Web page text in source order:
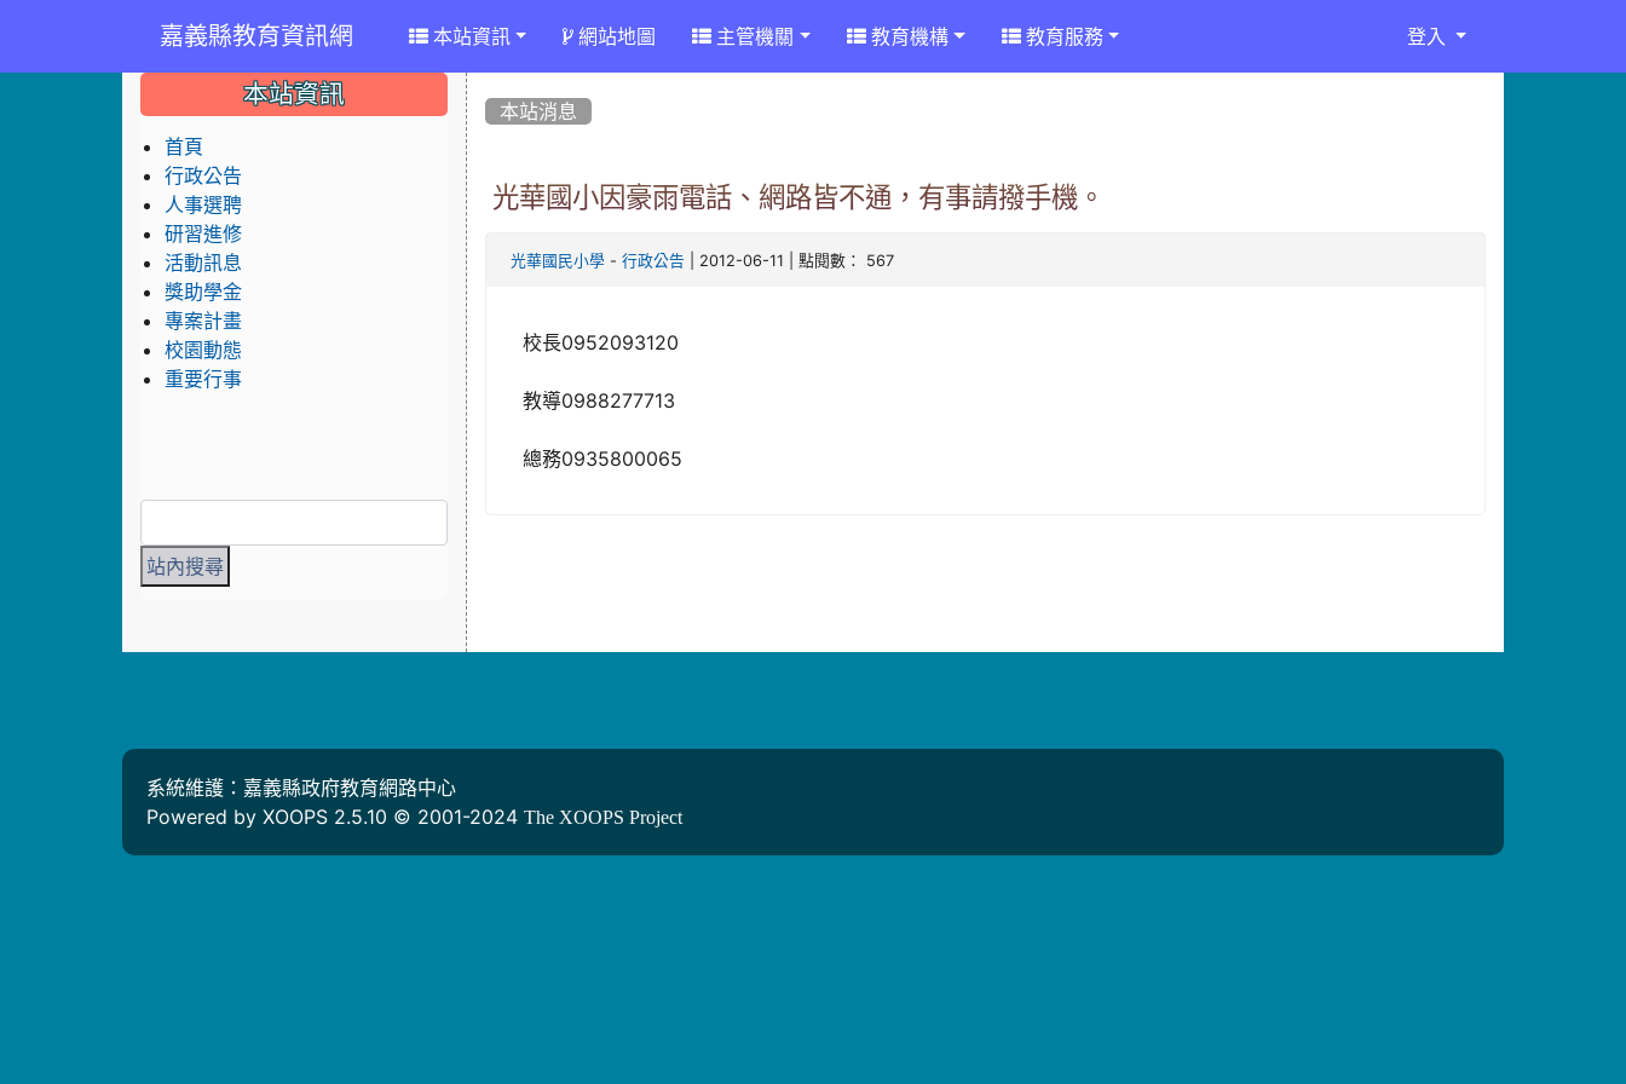
嘉義縣教育資訊網 本站資訊 網站地圖 主管機關 教育機構 教育服務 登入
本站消息
光華國小因豪雨電話、網路皆不通，有事請撥手機。
光華國民小學 -行政公告 | 2012-06-11 | 點閱數： 567
校長0952093120
教導0988277713
總務0935800065
::: 本站資訊
首頁
行政公告
人事選聘
研習進修
活動訊息
獎助學金
專案計畫
校園動態
重要行事
系統維護：嘉義縣政府教育網路中心
Powered by XOOPS 2.5.10 © 2001-2024 The XOOPS Project